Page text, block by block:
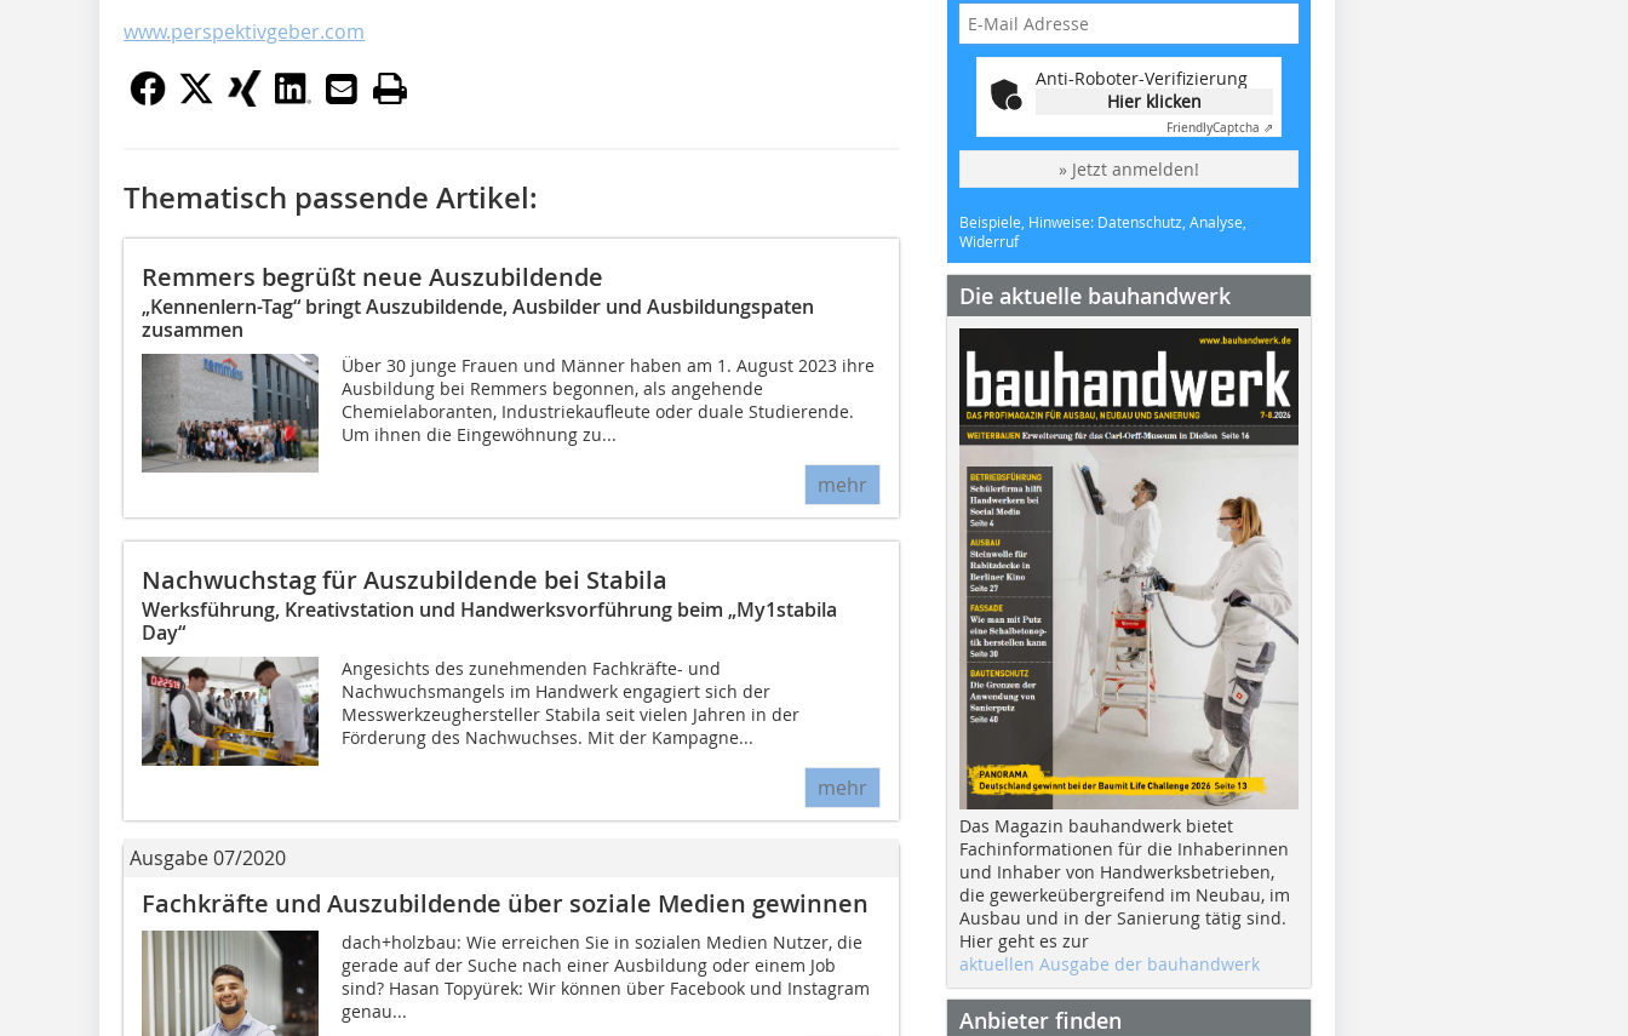
www.perspektivgeber.com
Thematisch passende Artikel:
Remmers begrüßt neue Auszubildende
„Kennenlern-Tag“ bringt Auszubildende, Ausbilder und Ausbildungspaten
zusammen
Über 30 junge Frauen und Männer haben am 1. August 2023 ihre
Ausbildung bei Remmers begonnen, als angehende
Chemielaboranten, Industriekaufleute oder duale Studierende.
Um ihnen die Eingewöhnung zu...
mehr
Nachwuchstag für Auszubildende bei Stabila
Werksführung, Kreativstation und Handwerksvorführung beim „My1stabila
Day“
Angesichts des zunehmenden Fachkräfte- und
Nachwuchsmangels im Handwerk engagiert sich der
Messwerkzeughersteller Stabila seit vielen Jahren in der
Förderung des Nachwuchses. Mit der Kampagne...
mehr
Ausgabe 07/2020
Fachkräfte und Auszubildende über soziale Medien gewinnen
dach+holzbau: Wie erreichen Sie in sozialen Medien Nutzer, die
gerade auf der Suche nach einer Ausbildung oder einem Job
sind? Hasan Topyürek: Wir können über Facebook und Instagram
genau...
Anti-Roboter-Verifizierung
Hier klicken
FriendlyCaptcha ⇗
» Jetzt anmelden!
Beispiele, Hinweise: Datenschutz, Analyse,
Widerruf
Die aktuelle bauhandwerk
Das Magazin bauhandwerk bietet
Fachinformationen für die Inhaberinnen
und Inhaber von Handwerksbetrieben,
die gewerkeübergreifend im Neubau, im
Ausbau und in der Sanierung tätig sind.
Hier geht es zur
aktuellen Ausgabe der bauhandwerk
Anbieter finden